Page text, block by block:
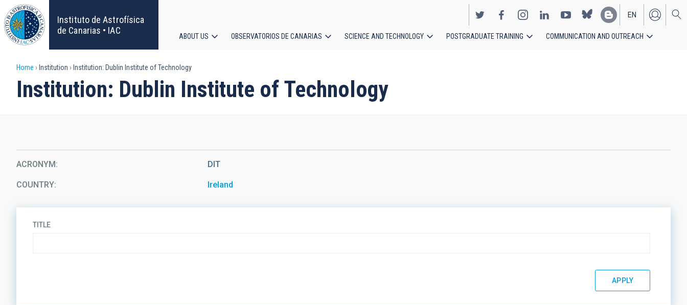
Skip
to
main
content
Instituto de Astrofísica
de Canarias • IAC
EN
ES
navigation
ABOUT US OBSERVATORIOS DE CANARIAS SCIENCE AND TECHNOLOGY POSTGRADUATE TRAINING COMMUNICATION AND OUTREACH
Breadcrumb
Home Institution Institution: Dublin Institute of Technology
Institution: Dublin Institute of Technology
ACRONYM DIT
COUNTRY Ireland
TITLE